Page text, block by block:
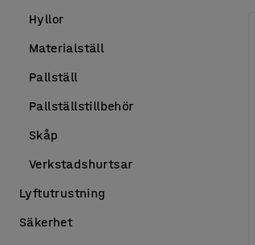
Hyllor
Materialställ
Pallställ
Pallställstillbehör
Skåp
Verkstadshurtsar
Lyftutrustning
Säkerhet